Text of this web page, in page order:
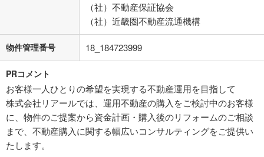
（社）不動産保証協会
（社）近畿圏不動産流通機構
物件管理番号 18_184723999
PRコメント
お客様一人ひとりの希望を実現する不動産運用を目指して
株式会社リアールでは、運用不動産の購入をご検討中のお客様
に、物件のご提案から資金計画・購入後のリフォームのご相談
まで、不動産購入に関する幅広いコンサルティングをご提供い
たします。